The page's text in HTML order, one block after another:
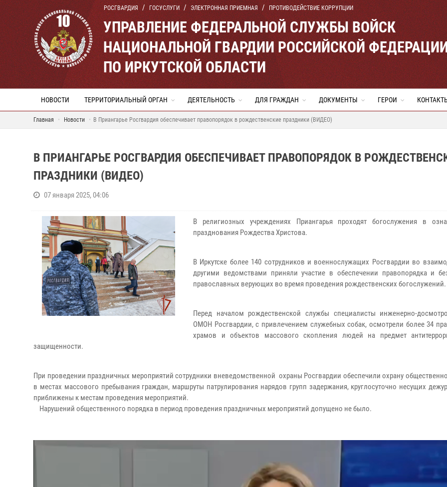
РОСГВАРДИЯ ГОСУСЛУГИ ЭЛЕКТРОННАЯ ПРИЕМНАЯ ПРОТИВОДЕЙСТВИЕ КОРРУПЦИИ
УПРАВЛЕНИЕ ФЕДЕРАЛЬНОЙ СЛУЖБЫ ВОЙСК
НАЦИОНАЛЬНОЙ ГВАРДИИ РОССИЙСКОЙ
ПО ИРКУТСКОЙ ОБЛАСТИ
НОВОСТИ ТЕРРИТОРИАЛЬНЫЙ ОРГАН ДЕЯТЕЛЬНОСТЬ ДЛЯ ГРАЖДАН ДОКУМЕНТЫ ГЕРОИ
Главная Новости В Приангарье Росгвардия обеспечивает правопорядок в рождественские праздники (ВИДЕО)
В ПРИАНГАРЬЕ РОСГВАРДИЯ ОБЕСПЕЧИВАЕТ ПРАВОПОРЯДОК В
ПРАЗДНИКИ (ВИДЕО)
07 января 2025, 04:06
В религиозных учреждениях Приангарья проходят богослужения в
празднования Рождества Христова.
В Иркутске более 140 сотрудников и военнослужащих Росгвардии во
другими ведомствами приняли участие в обеспечении правопорядка и
православных верующих во время проведения рождественских богослужений.
Перед началом рождественской службы специалисты инженерно-
ОМОН Росгвардии, с привлечением служебных собак, осмотрели более 34
храмов и объектов массового скопления людей на предмет
защищенности.
При проведении праздничных мероприятий сотрудники вневедомственной охраны Росгвардии обеспечили охрану
в местах массового пребывания граждан, маршруты патрулирования нарядов групп задержания, круглосуточно несущих
приближены к местам проведения мероприятий.
Нарушений общественного порядка в период проведения праздничных мероприятий допущено не было.